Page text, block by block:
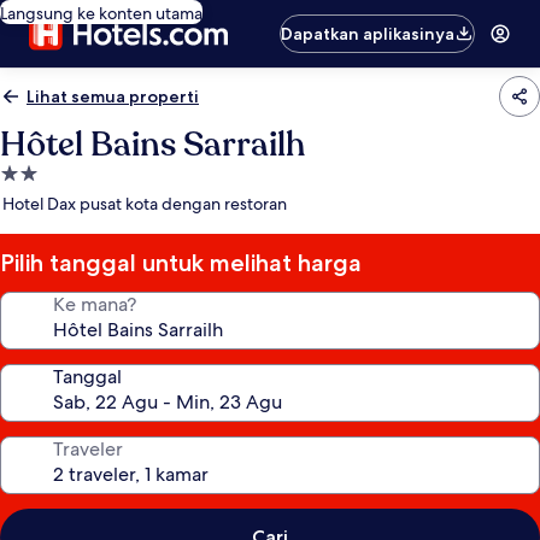
Langsung ke konten utama
Dapatkan aplikasinya
Lihat semua properti
Hôtel Bains Sarrailh
Properti
bintang
Hotel Dax pusat kota dengan restoran
Pilih tanggal untuk melihat harga
Ke mana?
Tanggal
Traveler